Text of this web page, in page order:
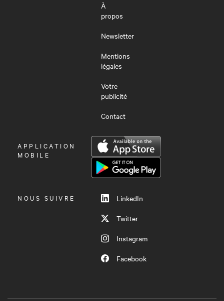
À
propos
Newsletter
Mentions
légales
Votre
publicité
Contact
OUVRIR
LE
APPLICATION
MOBILE
NOUS SUIVRE
LinkedIn
Twitter
Instagram
Facebook